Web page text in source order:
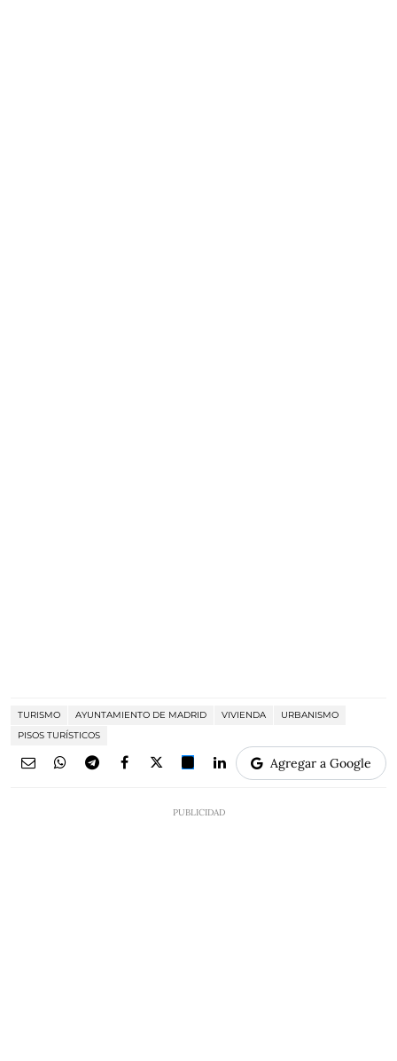
TURISMO AYUNTAMIENTO DE MADRID VIVIENDA
URBANISMO
PISOS TURÍSTICOS
Agregar a Google